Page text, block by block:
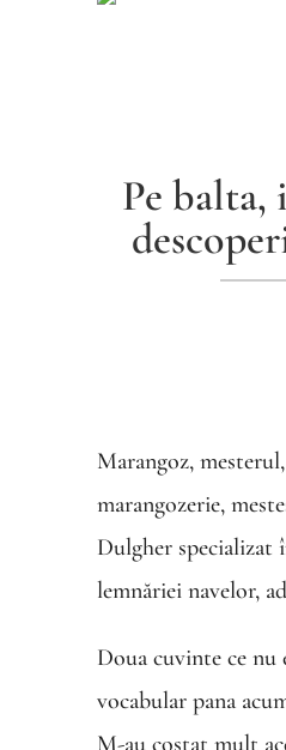
Pe balta,
Marangoz,
marangozerie,
Dulgher specializat
lemnăriei navelor,
Doua cuvinte ce nu
vocabular pana
M-au costat mult